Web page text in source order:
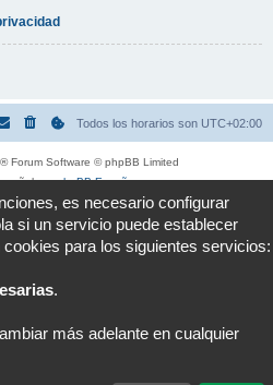
Todos los horarios son UTC+02:00
® Forum Software © phpBB Limited
porphpBB España
|Condicioneses necesario configurar
si un servicio puede establecer
para los siguientes servicios:
.
más adelante en cualquier